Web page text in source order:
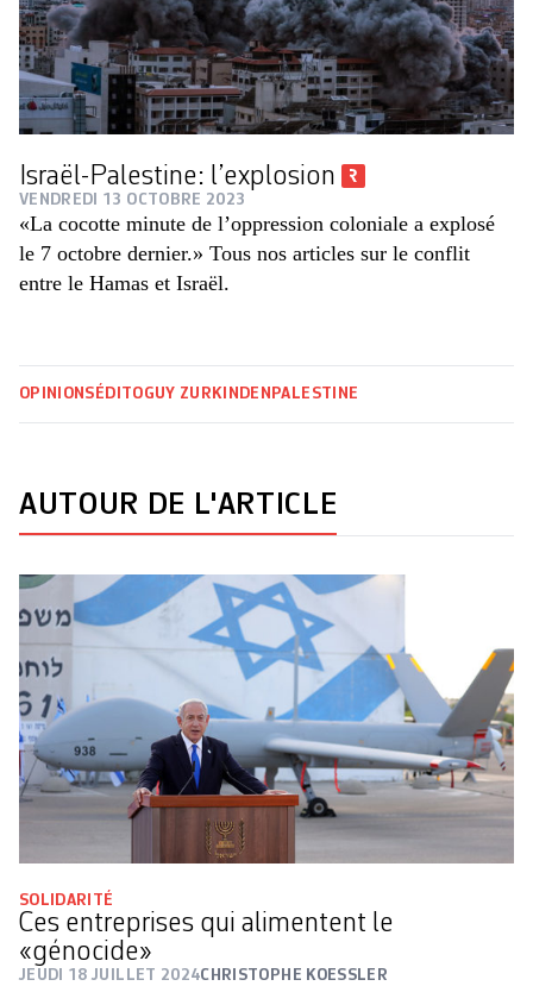
Israël-Palestine: l’explosion
VENDREDI 13 OCTOBRE 2023
«La cocotte minute de l’oppression coloniale a explosé
le 7 octobre dernier.» Tous nos articles sur le conflit
entre le Hamas et Israël.
OPINIONS ÉDITOGUY ZURKINDEN PALESTINE
AUTOUR DE L'ARTICLE
SOLIDARITÉ
Ces entreprises qui alimentent le
«génocide»
JEUDI 18 JUILLET 2024CHRISTOPHE KOESSLER